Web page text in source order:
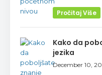
Pročitaj Više
Kako da
jezika
December 10,